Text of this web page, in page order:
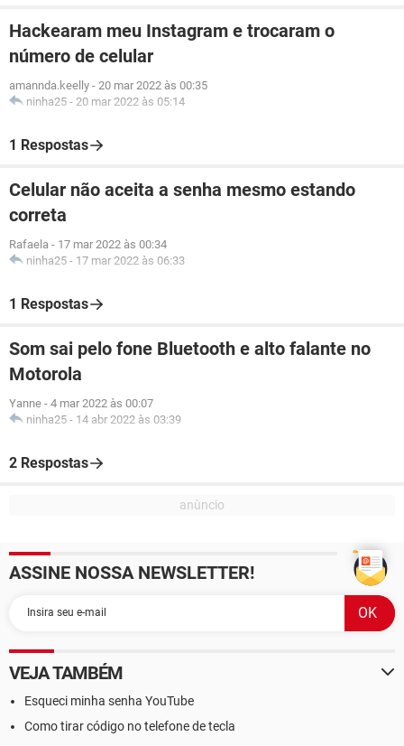
Hackearam meu Instagram e trocaram o
número de celular
amannda.keelly - 20 mar 2022 às 00:35
ninha25 - 20 mar 2022 às 05:14
1 Respostas
Celular não aceita a senha mesmo estando
correta
Rafaela - 17 mar 2022 às 00:34
ninha25 - 17 mar 2022 às 06:33
1 Respostas
Som sai pelo fone Bluetooth e alto falante no
Motorola
Yanne - 4 mar 2022 às 00:07
ninha25 - 14 abr 2022 às 03:39
2 Respostas
ASSINE NOSSA NEWSLETTER!
VEJA TAMBÉM
Esqueci minha senha YouTube
Como tirar código no telefone de tecla